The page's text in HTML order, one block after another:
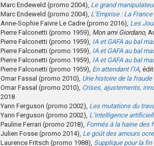
Marc Endeweld (promo 2004), Le grand
Marc Endeweld (promo 2004), L’Emprise : La
Anne-Sophie Faivre Le Cadre (promo 2016), Les
Pierre Falconetti (promo 1959), Mon ami Giordano,
Pierre Falconetti (promo 1959), IA et GAFA au bal
Pierre Falconetti (promo 1959), IA et GAFA au bal
Pierre Falconetti (promo 1959), IA et GAFA au bal
Pierre Falconetti (promo 1959), En attendant l’IA ,
Omar Fassal (promo 2010), Une histoire de la
Omar Fassal (promo 2010), Crises, ajustements,
2018
Yann Ferguson (promo 2002), Les mutations du
Yann Ferguson (promo 2002), L’intelligence
Pauline Ferrari (promo 2018), Formés à la haine des
Julien Fosse (promo 2014), Le goût des amours ocre
Laurence Fritsch (promo 1988), Supplique pour la